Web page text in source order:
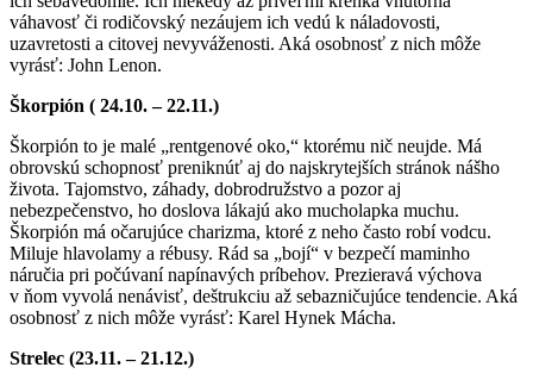
váhavosť či rodičovský nezáujem ich vedú k náladovosti,
uzavretosti a citovej nevyváženosti. Aká osobnosť z nich môže
vyrásť: John Lenon.
Škorpión ( 24.10. – 22.11.)
Škorpión to je malé „rentgenové oko,“ ktorému nič neujde. Má
obrovskú schopnosť preniknúť aj do najskrytejších stránok nášho
života. Tajomstvo, záhady, dobrodružstvo a pozor aj
nebezpečenstvo, ho doslova lákajú ako mucholapka muchu.
Škorpión má očarujúce charizma, ktoré z neho často robí vodcu.
Miluje hlavolamy a rébusy. Rád sa „bojí“ v bezpečí maminho
náručia pri počúvaní napínavých príbehov. Prezieravá výchova
v ňom vyvolá nenávisť, deštrukciu až sebazničujúce tendencie. Aká
osobnosť z nich môže vyrásť: Karel Hynek Mácha.
Strelec (23.11. – 21.12.)